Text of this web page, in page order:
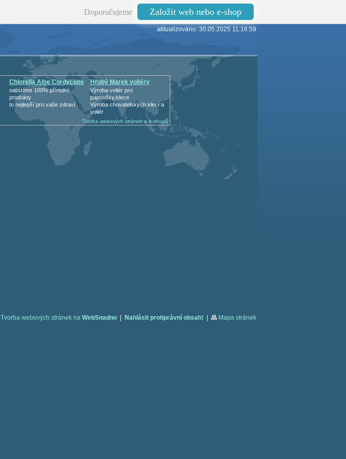
Doporučujeme Založit web nebo e-shop
aktualizováno: 30.05.2025 11:16:59
Chlorella Aloe Cordyceps
nabízíme 100% přírodní
produkty
to nejlepší pro vaše zdraví.
Hrubý Marek voliéry
Výroba voliér pro
papoušky,klece
Výroba chovatelských klecí a
voliér
Tvorba webových stránek a e-shopů
Tvorba webových stránek na WebSnadno Nahlásit protiprávní obsah! Mapa stránek